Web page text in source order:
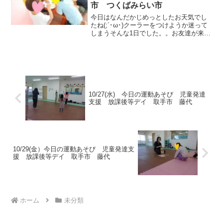
市 つくばみらい市
今日はなんだかじめっとしたお天気でし
たね(;´･ω･)クーラーをつけようか迷って
しまうそんな1日でした。。お友達が来て
10/27(水) 今日の運動あそび 児童発達
支援 放課後等デイ 取手市 藤代
10/29(金）今日の運動あそび 児童発達支
援 放課後等デイ 取手市 藤代
ホーム 未分類